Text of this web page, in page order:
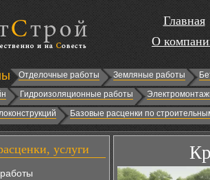
Главная
О
Отделочные работы Земляные работы
Гидроизоляционные работы
Базовые расценки по
услуги